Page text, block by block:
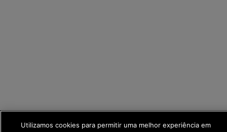
Utilizamos cookies para permitir uma melhor experiência em